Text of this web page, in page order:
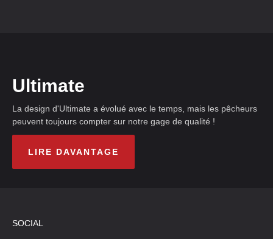
Ultimate
La design d'Ultimate a évolué avec le temps, mais les pêcheurs
peuvent toujours compter sur notre gage de qualité !
LIRE DAVANTAGE
SOCIAL